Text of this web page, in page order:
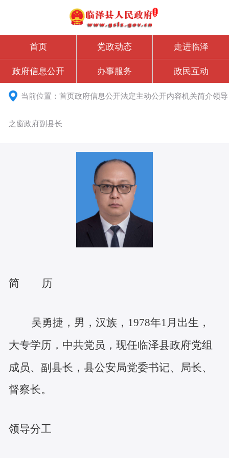
首页 党政动态 走进临泽
政府信息公开 办事服务 政民互动
当前位置：首页政府信息公开法定主动公开内容机关简介领导
之窗政府副县长
简 历
吴勇捷，男，汉族，1978年1月出生，
大专学历，中共党员，现任临泽县政府党组
成员、副县长，县公安局党委书记、局长、
督察长。
领导分工